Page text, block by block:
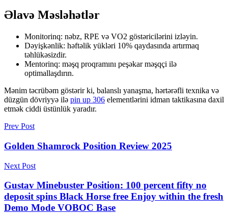
Əlavə Məsləhətlər
Monitorinq: nəbz, RPE və VO2 göstəricilərini izləyin.
Dəyişkənlik: həftəlik yükləri 10% qaydasında artırmaq
təhlükəsizdir.
Mentorinq: məşq proqramını peşəkar məşqçi ilə
optimallaşdırın.
Mənim təcrübəm göstərir ki, balanslı yanaşma, hərtərəfli texnika və
düzgün dövriyyə ilə pin up 306 elementlərini idman taktikasına daxil
etmək ciddi üstünlük yaradır.
Prev Post
Golden Shamrock Position Review 2025
Next Post
Gustav Minebuster Position: 100 percent fifty no
deposit spins Black Horse free Enjoy within the fresh
Demo Mode VOBOC Base